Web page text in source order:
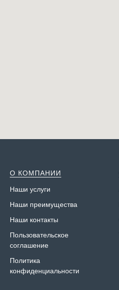
О КОМПАНИИ
Наши услуги
Наши преимущества
Наши контакты
Пользовательское
соглашение
Политика
конфиденциальности